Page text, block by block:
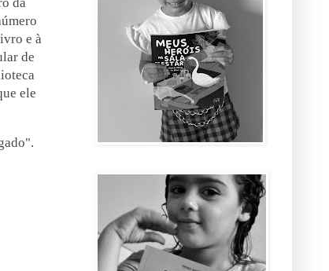
e à
de
ele